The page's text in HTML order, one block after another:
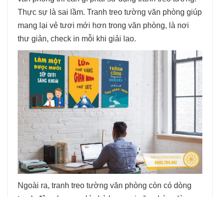
Thực sự là sai lầm. Tranh treo tường văn phòng giúp
mang lại vẻ tươi mới hơn trong văn phòng, là nơi
thư giản, check in mỗi khi giải lao.
Ngoài ra, tranh treo tường văn phòng còn có dòng